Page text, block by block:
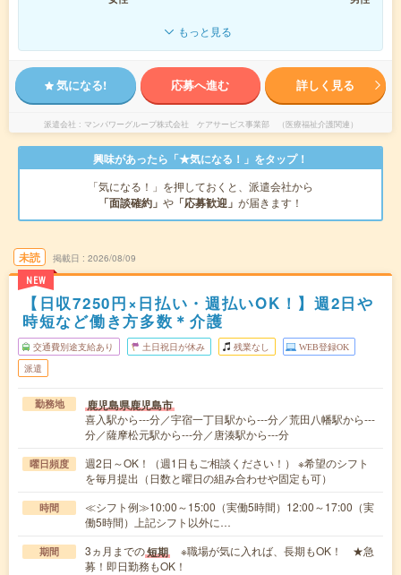
もっと見る
気になる! 応募へ進む 詳しく見る
派遣会社 マンパワーグループ株式会社 ケアサービス事業部 （医療福祉介護関連）
興味があったら「★気になる！」をタップ！
「気になる！」を押しておくと、派遣会社から
「面談確約」 や 「応募歓迎」 が届きます！
未読
NEW
掲載日 2026/08/09
【日収7250円×日払い・週払いOK！】週2日や
時短など働き方多数＊介護
交通費別途支給あり 土日祝日が休み 残業なし WEB登録OK
派遣
勤務地 鹿児島県鹿児島市
喜入駅から---分／宇宿一丁目駅から---分／荒田八幡駅から---
分／薩摩松元駅から---分／唐湊駅から---分
曜日頻度
週2日～OK！（週1日もご相談ください！） ※希望のシフト
を毎月提出（日数と曜日の組み合わせや固定も可）
時間
≪シフト例≫10:00～15:00（実働5時間）12:00～17:00（実
働5時間）上記シフト以外に…
期間 3ヵ月までの短期
※職場が気に入れば、長期もOK！ ★急
募！即日勤務もOK！